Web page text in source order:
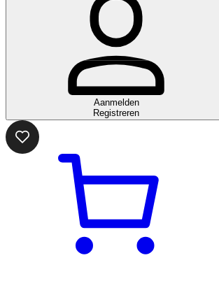
Aanmelden
Registreren